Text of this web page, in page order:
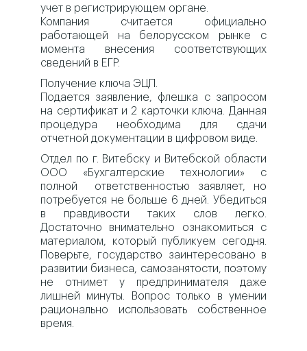
учет в регистрирующем органе.
Компания считается официально
работающей на белорусском рынке с
момента внесения соответствующих
сведений в ЕГР.​​
Получение ключа ЭЦП.
Подается заявление, флешка с запросом
на сертификат и 2 карточки ключа. Данная
процедура необходима для сдачи
отчетной документации в цифровом виде.​​​
Отдел по г. Витебску и Витебской области
ООО «Бухгалтерские технологии» с
полной ответственностью заявляет, но
потребуется не больше 6 дней. Убедиться
в правдивости таких слов легко.
Достаточно внимательно ознакомиться с
материалом, который публикуем сегодня.
Поверьте, государство заинтересовано в
развитии бизнеса, самозанятости, поэтому
не отнимет у предпринимателя даже
лишней минуты. Вопрос только в умении
рационально использовать собственное
время.